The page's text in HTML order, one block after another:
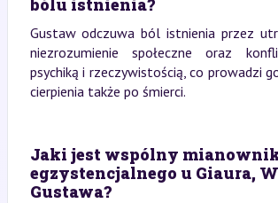
bólu istnienia?
Gustaw odczuwa ból istnienia przez
niezrozumienie społeczne oraz
psychiką i rzeczywistością, co prowadzi
cierpienia także po śmierci.
Jaki jest wspólny
egzystencjalnego u Giaura,
Gustawa?